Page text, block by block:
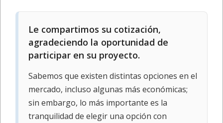
Le compartimos su cotización,
agradeciendo la oportunidad de
participar en su proyecto.
Sabemos que existen distintas opciones en el
mercado, incluso algunas más económicas;
sin embargo, lo más importante es la
tranquilidad de elegir una opción con